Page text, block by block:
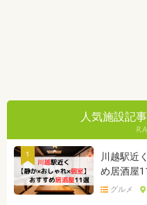
人気施設記
1
川越駅近
め居酒屋
グルメ